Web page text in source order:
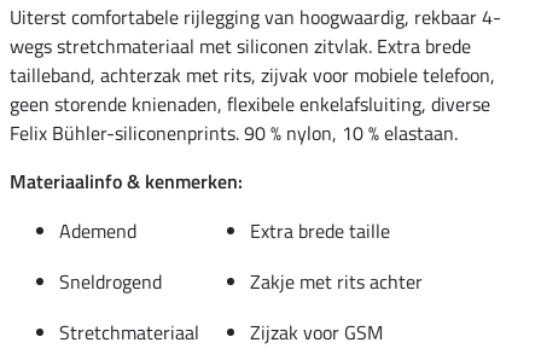
Uiterst comfortabele rijlegging van hoogwaardig, rekbaar 4-
wegs stretchmateriaal met siliconen zitvlak. Extra brede
tailleband, achterzak met rits, zijvak voor mobiele telefoon,
geen storende knienaden, flexibele enkelafsluiting, diverse
Felix Bühler-siliconenprints. 90 % nylon, 10 % elastaan.
Materiaalinfo & kenmerken:
Ademend
Extra brede taille
Sneldrogend
Zakje met rits achter
Stretchmateriaal
Zijzak voor GSM